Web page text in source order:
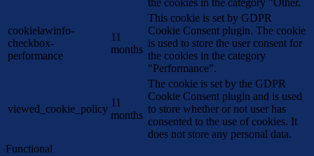
the cookies in the category "Other.
cookielawinfo-
checkbox-
performance
11
months
This cookie is set by GDPR
Cookie Consent plugin. The cookie
is used to store the user consent for
the cookies in the category
"Performance".
viewed_cookie_policy
11
months
The cookie is set by the GDPR
Cookie Consent plugin and is used
to store whether or not user has
consented to the use of cookies. It
does not store any personal data.
Functional